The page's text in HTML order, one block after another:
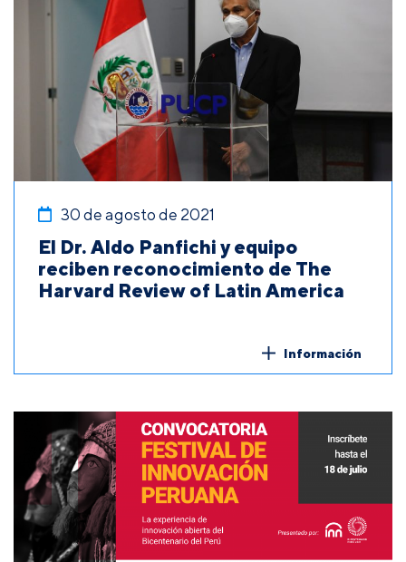
30 de agosto de 2021
El Dr. Aldo Panfichi y equipo
reciben reconocimiento de The
Harvard Review of Latin America
Información